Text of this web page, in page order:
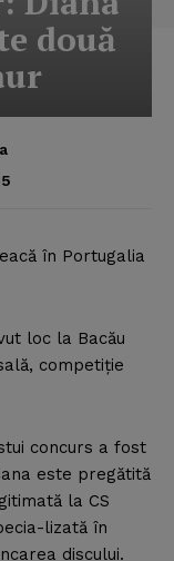
două
în Portugalia
loc la Bacău
competiţie
concurs a fost
este pregătită
la CS
lizată în
discului.